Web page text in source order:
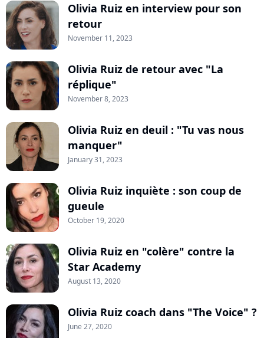
Olivia Ruiz en interview pour son
retour
November 11, 2023
Olivia Ruiz de retour avec "La
réplique"
November 8, 2023
Olivia Ruiz en deuil : "Tu vas nous
manquer"
January 31, 2023
Olivia Ruiz inquiète : son coup de
gueule
October 19, 2020
Olivia Ruiz en "colère" contre la
Star Academy
August 13, 2020
Olivia Ruiz coach dans "The Voice" ?
June 27, 2020